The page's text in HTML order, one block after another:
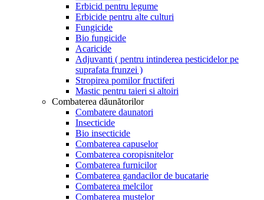
Erbicid pentru legume
Erbicide pentru alte culturi
Fungicide
Bio fungicide
Acaricide
Adjuvanti ( pentru intinderea pesticidelor pe
suprafata frunzei )
Stropirea pomilor fructiferi
Mastic pentru taieri si altoiri
Combaterea dăunătorilor
Combatere daunatori
Insecticide
Bio insecticide
Combaterea capuselor
Combaterea coropisnitelor
Combaterea furnicilor
Combaterea gandacilor de bucatarie
Combaterea melcilor
Combaterea mustelor